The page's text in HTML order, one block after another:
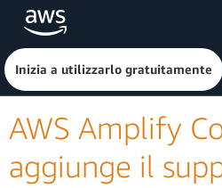
Passa al contenuto principale
Fai clic qui per tornare alla
Inizia a utilizzarlo gratuitamente
AWS Amplify
aggiunge il